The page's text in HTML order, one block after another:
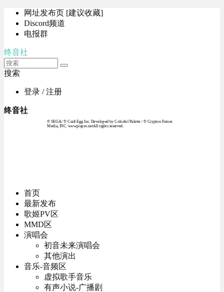
网址发布页 [建议收藏]
Discord频道
电报群
终音社
搜索
登录 / 注册
终音社
© SEGA / © Craft Egg Inc. Developed by Colorful Palette / © Crypton Future
Media, INC. www.piapro.netAll rights reserved.
首页
最新发布
歌姬PV区
MMD区
演唱会
初音未来演唱会
其他演出
音乐-音频区
虚拟歌手音乐
有声小说-广播剧